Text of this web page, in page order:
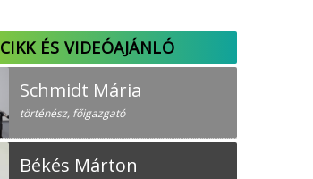
CIKK ÉS VIDEÓAJÁNLÓ
Schmidt Mária
történész, főigazgató
Békés Márton